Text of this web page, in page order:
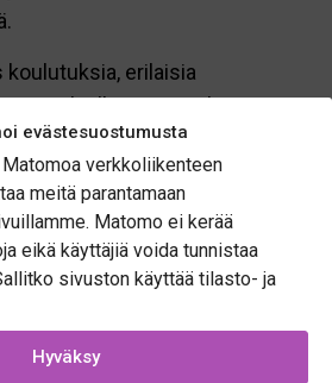
evästesuostumusta
verkkoliikenteen
meitä parantamaan
Matomo ei kerää
eikä käyttäjiä voida tunnistaa
sivuston käyttää tilasto- ja
Hyväksy
erilaisia
ensi talvelle suunniteltu
yritykset, asiantuntijat ja
pääsevät kohtaamaan,
ja löytämään uusia